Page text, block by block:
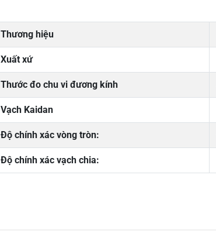
Thương hiệu
Xuất xứ
Thước đo chu vi đương kính
Vạch Kaidan
Độ chính xác vòng tròn:
Độ chính xác vạch chia: